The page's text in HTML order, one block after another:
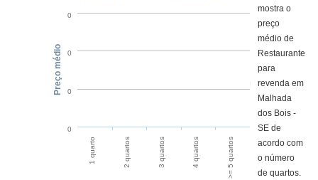
1 quarto 2 quartos 3 quartos 4 quartos >= 5 quartos
0
0
0
0
Preço médio
mostra o
preço
médio de
Restaurante
para
revenda em
Malhada
dos Bois -
SE de
acordo com
o número
de quartos.